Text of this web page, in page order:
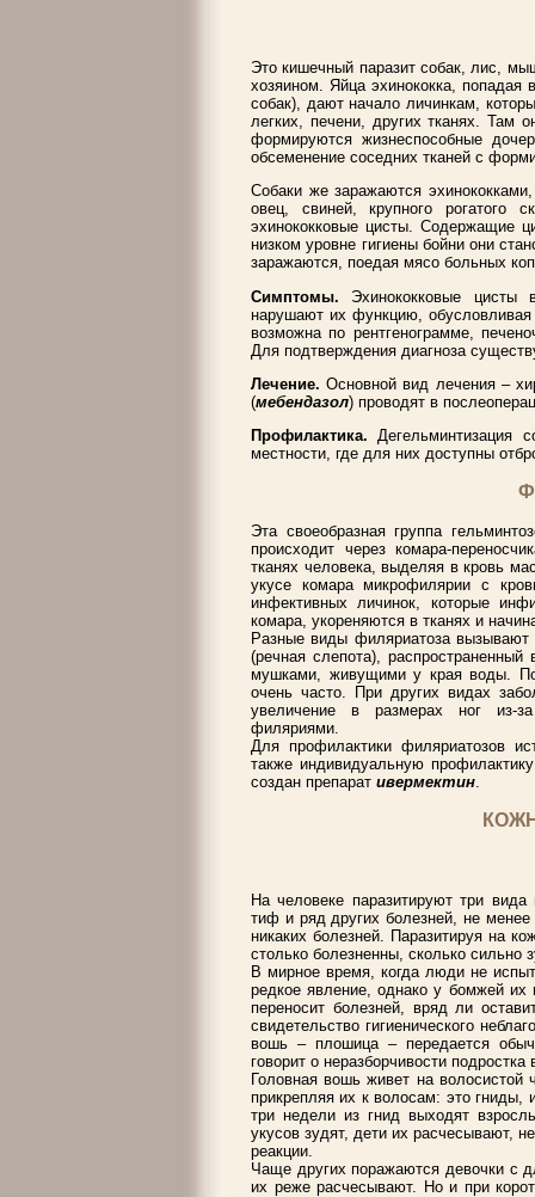
Это кишечный паразит собак, лис,
хозяином. Яйца эхинококка, попадая
собак), дают начало личинкам,
легких, печени, других тканях. Там
формируются жизнеспособные
обсеменение соседних тканей с
Собаки же заражаются
овец, свиней, крупного рогатого
эхинококковые цисты. Содержащие
низком уровне гигиены бойни они
заражаются, поедая мясо больных
Симптомы. Эхинококковые
нарушают их функцию, обусловливая
возможна по рентгенограмме,
Для подтверждения диагноза
Лечение.Основной вид лечения –
(мебендазол) проводят в
Профилактика.Дегельминтизация
местности, где для них доступны
Эта своеобразная группа
происходит через комара-
тканях человека, выделяя в кровь
укусе комара микрофилярии с
инфективных личинок, которые
комара, укореняются в тканях и
Разные виды филяриатоза вызывают
(речная слепота),
мушками, живущими у края воды.
очень часто. При других видах
увеличение в размерах ног из-
филяриями.
Для профилактики филяриатозов
также индивидуальную
создан препарат ивермектин.
На человеке паразитируют три
тиф и ряд других болезней, не
никаких болезней. Паразитируя на
столько болезненны, сколько сильно
В мирное время, когда люди не
редкое явление, однако у бомжей
переносит болезней, вряд ли
свидетельство гигиенического
вошь – плошица – передается
говорит о неразборчивости
Головная вошь живет на волосистой
прикрепляя их к волосам: это гниды,
три недели из гнид выходят
укусов зудят, дети их расчесывают,
реакции.
Чаще других поражаются девочки с
их реже расчесывают. Но и при